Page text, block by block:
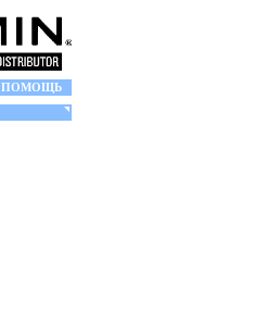
ПОМОЩЬ